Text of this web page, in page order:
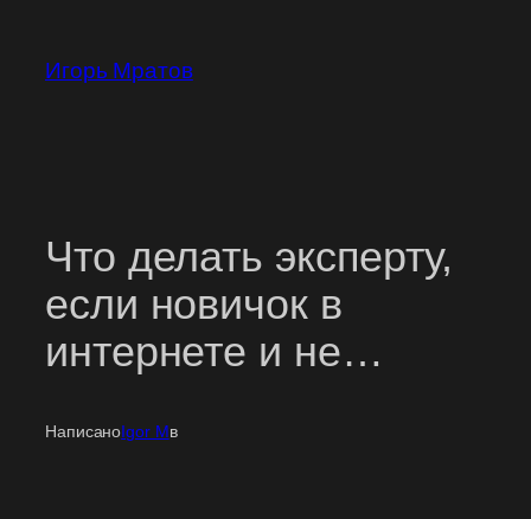
содержимому
Игорь Мратов
Что делать эксперту,
если новичок в
интернете и не…
НаписаноIgor Mв